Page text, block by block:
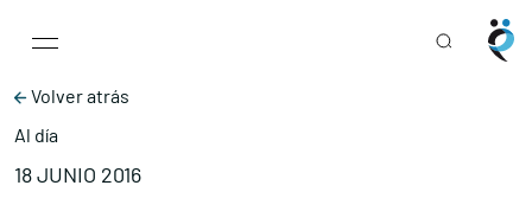
Main Navigation
Volver atrás
Al día
18 JUNIO 2016